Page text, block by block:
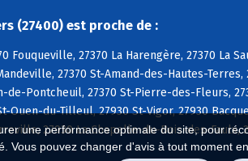
une performance optimale du site, pour
Vous pouvez changer d'avis à tout moment
(27400) est proche de :
27370 La Harengère, 27370 La
27370 St-Amand-des-Hautes-
de-Pontcheuil, 27370 St-Pierre-des-Fleurs,
Ouen-du-Tilleul, 27930 St-Vigor, 27930
27930 La Chapelle-du-Bois-des-Faulx,